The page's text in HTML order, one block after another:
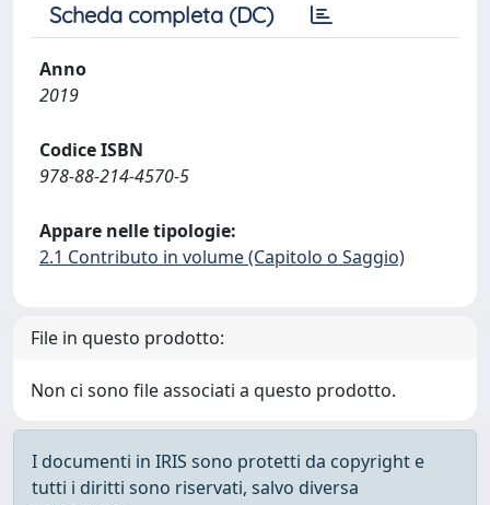
Scheda completa (DC)
Anno
2019
Codice ISBN
978-88-214-4570-5
Appare nelle tipologie:
2.1 Contributo in volume (Capitolo o Saggio)
File in questo prodotto:
Non ci sono file associati a questo prodotto.
I documenti in IRIS sono protetti da copyright e
tutti i diritti sono riservati, salvo diversa